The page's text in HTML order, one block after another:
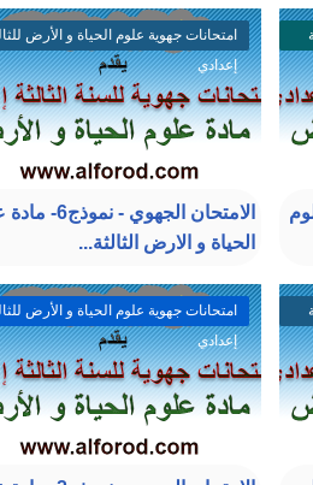
علوم
امتحانات جهوية علوم الحياة و الأرض
إعدادي
الامتحان الجهوي -
الحياة و الارض الثالثة...
امتحانات جهوية علوم الحياة و الأرض
إعدادي